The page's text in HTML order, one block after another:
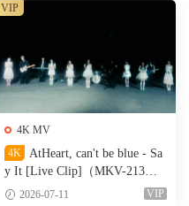
4K MV
4K
AtHeart, can't be blue - Sa
y It [Live Clip]（MKV-213
M）2026-07-11 VIP
VIP